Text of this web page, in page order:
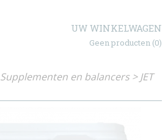
UW WINKELWAGEN
Geen producten (0)
Supplementen en balancers>JET